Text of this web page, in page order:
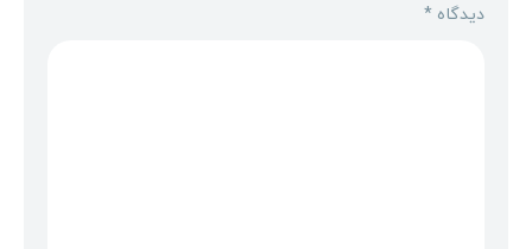
دیدگاه *